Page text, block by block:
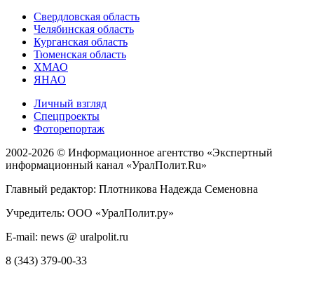
Свердловская область
Челябинская область
Курганская область
Тюменская область
ХМАО
ЯНАО
Личный взгляд
Спецпроекты
Фоторепортаж
2002-2026 © Информационное агентство «Экспертный
информационный канал «УралПолит.Ru»
Главный редактор: Плотникова Надежда Семеновна
Учредитель: ООО «УралПолит.ру»
E-mail: news @ uralpolit.ru
8 (343) 379-00-33